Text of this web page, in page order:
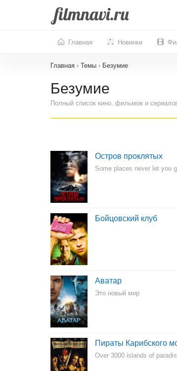
Главная Новинки
Главная › Темы › Безумие
Безумие
Полный список кино, фильмов и
Остров проклятых
Some places never let you
Бойцовский клуб
Аватар
Это новый мир
Пираты Карибского
Over 3000 islands of